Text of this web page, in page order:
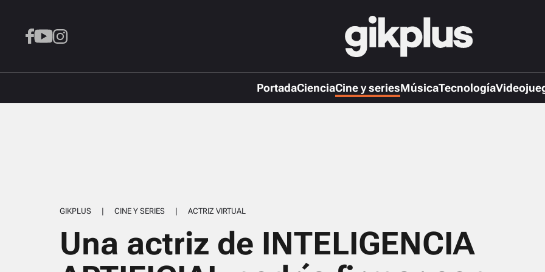
PortadaCienciaCine y seriesMúsicaTecnología
GIKPLUS | CINE Y SERIES | ACTRIZ VIRTUAL
Una actriz de INTELIGENCIA